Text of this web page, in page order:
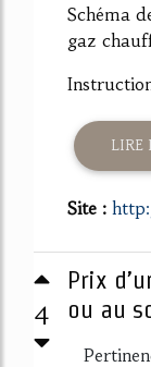
Schéma
gaz
LIRE
Site :
4
Prix
ou au